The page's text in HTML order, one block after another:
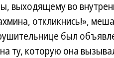
выходящему во
откликнись!»,
был
ту, которую она